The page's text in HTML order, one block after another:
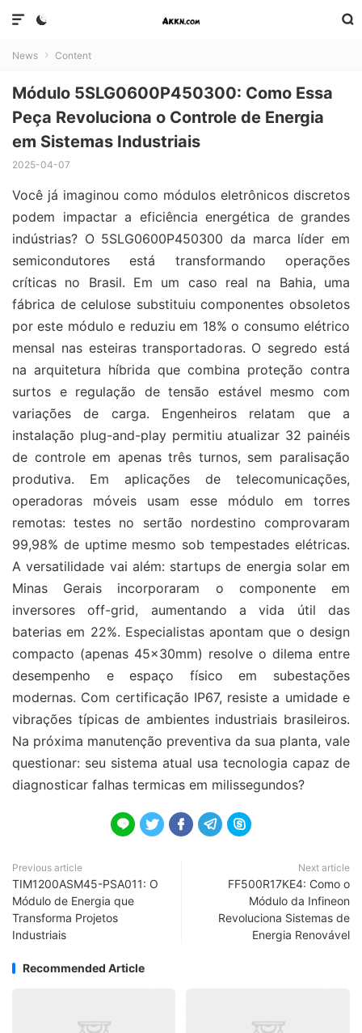



News  Content
Módulo 5SLG0600P450300: Como Essa
Peça Revoluciona o Controle de Energia
em Sistemas Industriais
2025-04-07
Você já imaginou como módulos eletrônicos discretos
podem impactar a eficiência energética de grandes
indústrias? O 5SLG0600P450300 da marca líder em
semicondutores está transformando operações
críticas no Brasil. Em um caso real na Bahia, uma
fábrica de celulose substituiu componentes obsoletos
por este módulo e reduziu em 18% o consumo elétrico
mensal nas esteiras transportadoras. O segredo está
na arquitetura híbrida que combina proteção contra
surtos e regulação de tensão estável mesmo com
variações de carga. Engenheiros relatam que a
instalação plug-and-play permitiu atualizar 32 painéis
de controle em apenas três turnos, sem paralisação
produtiva. Em aplicações de telecomunicações,
operadoras móveis usam esse módulo em torres
remotas: testes no sertão nordestino comprovaram
99,98% de uptime mesmo sob tempestades elétricas.
A versatilidade vai além: startups de energia solar em
Minas Gerais incorporaram o componente em
inversores off-grid, aumentando a vida útil das
baterias em 22%. Especialistas apontam que o design
compacto (apenas 45x30mm) resolve o dilema entre
desempenho e espaço físico em subestações
modernas. Com certificação IP67, resiste a umidade e
vibrações típicas de ambientes industriais brasileiros.
Na próxima manutenção preventiva da sua planta, vale
questionar: seu sistema atual usa tecnologia capaz de
diagnosticar falhas termicas em milissegundos?
    
Previous article
TIM1200ASM45-PSA011: O
Módulo de Energia que
Transforma Projetos
Industriais
Next article
FF500R17KE4: Como o
Módulo da Infineon
Revoluciona Sistemas de
Energia Renovável
Recommended Article